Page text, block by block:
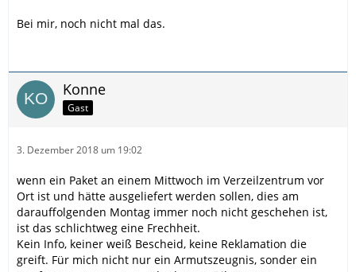
Bei mir, noch nicht mal das.
Konne
Gast
3. Dezember 2018 um 19:02
wenn ein Paket an einem Mittwoch im Verzeilzentrum vor
Ort ist und hätte ausgeliefert werden sollen, dies am
darauffolgenden Montag immer noch nicht geschehen ist,
ist das schlichtweg eine Frechheit.
Kein Info, keiner weiß Bescheid, keine Reklamation die
greift. Für mich nicht nur ein Armutszeugnis, sonder ein